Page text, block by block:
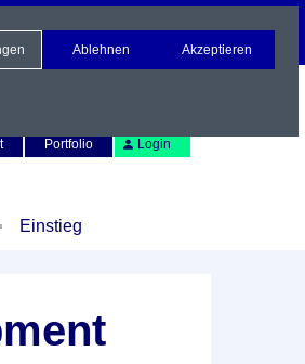
Portfolio Login
Einstieg
Ablehnen Akzeptieren